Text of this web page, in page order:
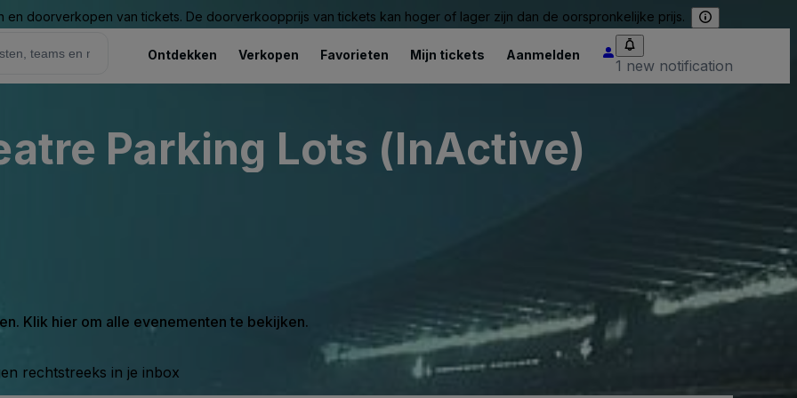
doorverkopen van tickets. De doorverkoopprijs van tickets kan hoger of lager zijn dan de oorspronkelijke prijs.
Ontdekken Verkopen Favorieten Mijn tickets Aanmelden
1 new notification
Parking Lots (InActive)
Klik hier om alle evenementen te bekijken.
rechtstreeks in je inbox